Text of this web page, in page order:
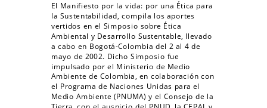
El Manifiesto por la vida: por una Ética para
la Sustentabilidad, compila los aportes
vertidos en el Simposio sobre Ética
Ambiental y Desarrollo Sustentable, llevado
a cabo en Bogotá-Colombia del 2 al 4 de
mayo de 2002. Dicho Simposio fue
impulsado por el Ministerio de Medio
Ambiente de Colombia, en colaboración con
el Programa de Naciones Unidas para el
Medio Ambiente (PNUMA) y el Consejo de la